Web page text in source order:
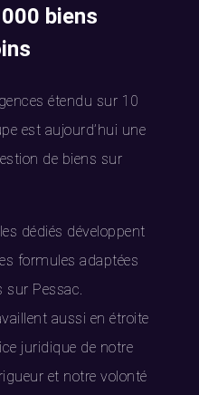
biens
étendu sur 10
est aujourd’hui une
de biens sur
dédiés développent
formules adaptées
sur Pessac.
aussi en étroite
juridique de notre
et notre volonté